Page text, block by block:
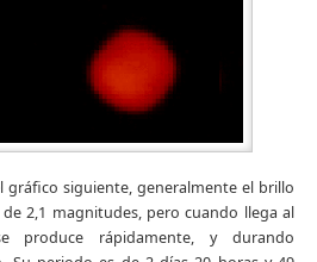
siguiente, generalmente el brillo
2,1 magnitudes, pero cuando llega al
produce rápidamente, y durando